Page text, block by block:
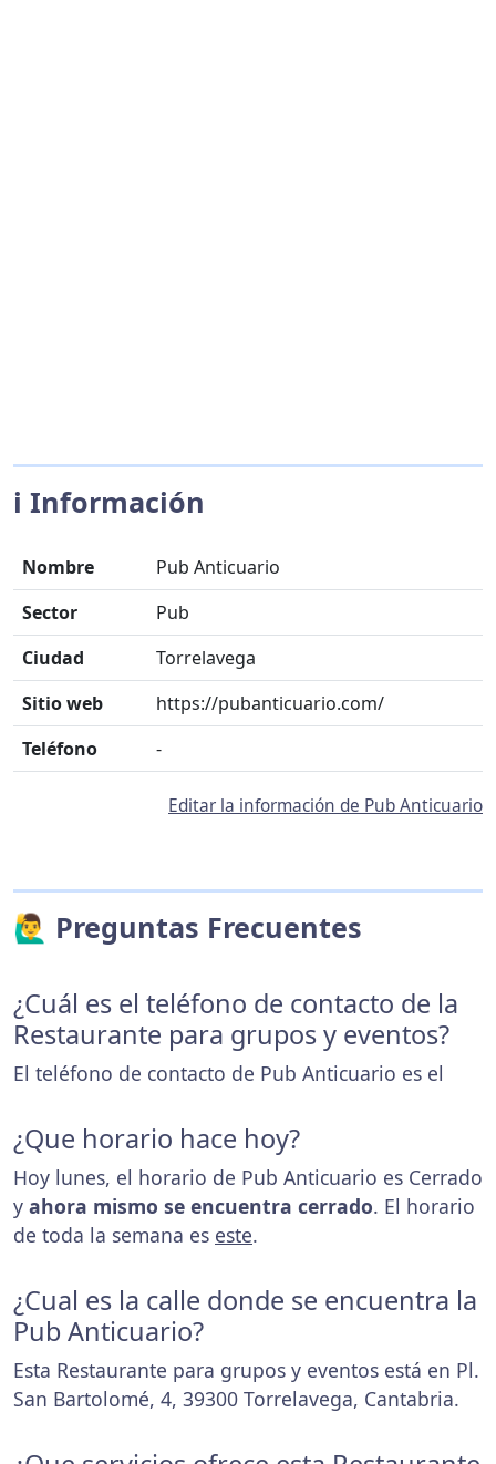
ℹ️ Información
Nombre
Pub Anticuario
Sector
Pub
Ciudad
Torrelavega
Sitio web
https://pubanticuario.com/
Teléfono
-
Editar la información de Pub Anticuario
🙋‍♂️ Preguntas Frecuentes
¿Cuál es el teléfono de contacto de la
Restaurante para grupos y eventos?
El teléfono de contacto de Pub Anticuario es el
¿Que horario hace hoy?
Hoy lunes, el horario de Pub Anticuario es Cerrado
y ahora mismo se encuentra cerrado. El horario
de toda la semana es este.
¿Cual es la calle donde se encuentra la
Pub Anticuario?
Esta Restaurante para grupos y eventos está en Pl.
San Bartolomé, 4, 39300 Torrelavega, Cantabria.